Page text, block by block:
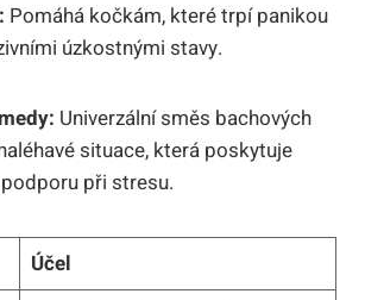
Pomáhá kočkám, které trpí panikou
úzkostnými stavy.
Univerzální směs bachových
situace, která poskytuje
při stresu.
Účel